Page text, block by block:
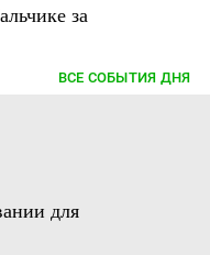
за
ВСЕ СОБЫТИЯ ДНЯ
для